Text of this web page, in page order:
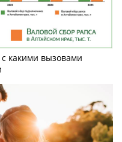
с какими вызовами